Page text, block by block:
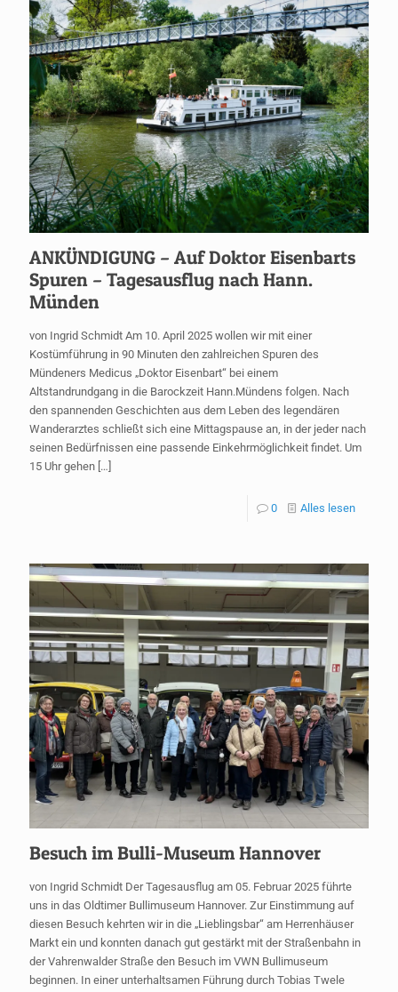
ANKÜNDIGUNG – Auf Doktor Eisenbarts
Spuren – Tagesausflug nach Hann.
Münden
von Ingrid Schmidt Am 10. April 2025 wollen wir mit einer
Kostümführung in 90 Minuten den zahlreichen Spuren des
Mündeners Medicus „Doktor Eisenbart“ bei einem
Altstandrundgang in die Barockzeit Hann.Mündens folgen. Nach
den spannenden Geschichten aus dem Leben des legendären
Wanderarztes schließt sich eine Mittagspause an, in der jeder nach
seinen Bedürfnissen eine passende Einkehrmöglichkeit findet. Um
15 Uhr gehen […]
0 Alles lesen
Besuch im Bulli-Museum Hannover
von Ingrid Schmidt Der Tagesausflug am 05. Februar 2025 führte
uns in das Oldtimer Bullimuseum Hannover. Zur Einstimmung auf
diesen Besuch kehrten wir in die „Lieblingsbar“ am Herrenhäuser
Markt ein und konnten danach gut gestärkt mit der Straßenbahn in
der Vahrenwalder Straße den Besuch im VWN Bullimuseum
beginnen. In einer unterhaltsamen Führung durch Tobias Twele